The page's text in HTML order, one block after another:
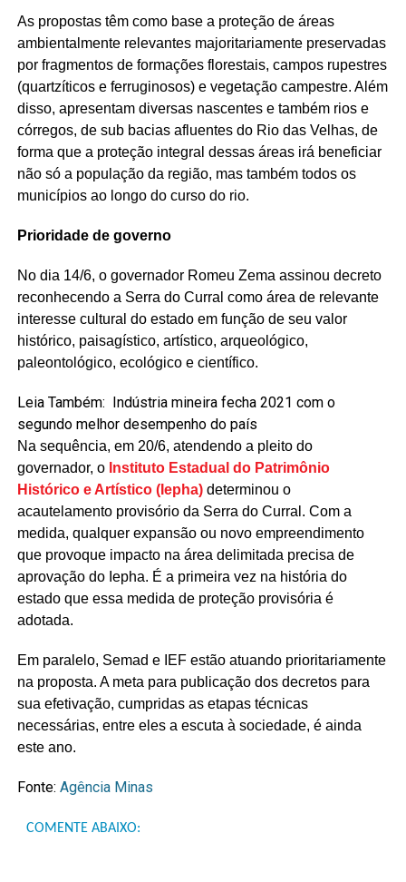
As propostas têm como base a proteção de áreas
ambientalmente relevantes majoritariamente preservadas
por fragmentos de formações florestais, campos rupestres
(quartzíticos e ferruginosos) e vegetação campestre. Além
disso, apresentam diversas nascentes e também rios e
córregos, de sub bacias afluentes do Rio das Velhas, de
forma que a proteção integral dessas áreas irá beneficiar
não só a população da região, mas também todos os
municípios ao longo do curso do rio.
Prioridade de governo
No dia 14/6, o governador Romeu Zema assinou decreto
reconhecendo a Serra do Curral como área de relevante
interesse cultural do estado em função de seu valor
histórico, paisagístico, artístico, arqueológico,
paleontológico, ecológico e científico.
Leia Também: Indústria mineira fecha 2021 com o
segundo melhor desempenho do país
Na sequência, em 20/6, atendendo a pleito do
governador, o Instituto Estadual do Patrimônio
Histórico e Artístico (Iepha)determinou o
acautelamento provisório da Serra do Curral. Com a
medida, qualquer expansão ou novo empreendimento
que provoque impacto na área delimitada precisa de
aprovação do Iepha. É a primeira vez na história do
estado que essa medida de proteção provisória é
adotada.
Em paralelo, Semad e IEF estão atuando prioritariamente
na proposta. A meta para publicação dos decretos para
sua efetivação, cumpridas as etapas técnicas
necessárias, entre eles a escuta à sociedade, é ainda
este ano.
Fonte: Agência Minas
COMENTE ABAIXO: